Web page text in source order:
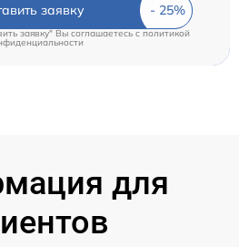
заявку
заявку" Вы соглашаетесь cполитикой
для